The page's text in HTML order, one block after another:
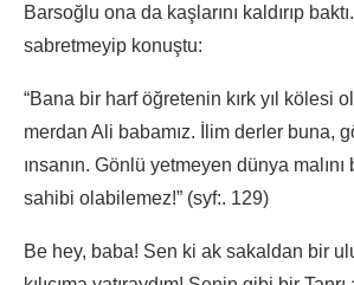
Barsoğlu ona da kaşlarını kaldırıp
sabretmeyip konuştu:
“Bana bir harf öğretenin kırk yıl kölesi
merdan Ali babamız. İlim derler buna,
ınsanın. Gönlü yetmeyen dünya malını
sahibi olabilemez!” (syf:. 129)
Be hey, baba! Sen ki ak sakaldan bir